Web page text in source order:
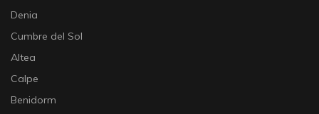
Denia
Cumbre del Sol
Altea
Calpe
Benidorm